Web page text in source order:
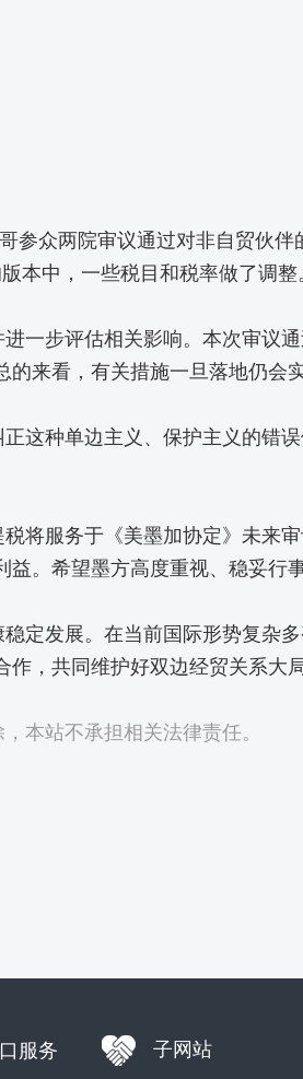
众两院审议通过对非自贸伙伴
本中，一些税目和税率做了调
步评估相关影响。本次审议
来看，有关措施一旦落地仍会
种单边主义、保护主义的错
服务于《美墨加协定》未来
。希望墨方高度重视、稳妥行事
发展。在当前国际形势复杂
，共同维护好双边经贸关系大局
本站不承担相关法律责任。
服务 子网站